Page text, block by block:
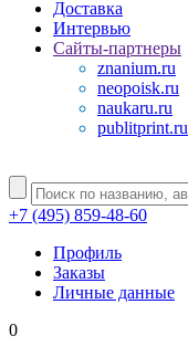
Доставка
Интервью
Сайты-партнеры
znanium.ru
neopoisk.ru
naukaru.ru
publitprint.ru
+7 (495) 859-48-60
Профиль
Заказы
Личные данные
0